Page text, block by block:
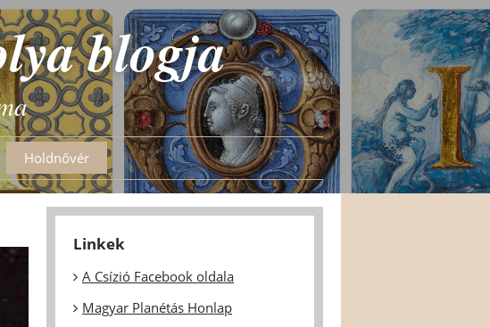
blogja
Holdnővér
Linkek
A Csízió Facebook oldala
Magyar Planétás Honlap